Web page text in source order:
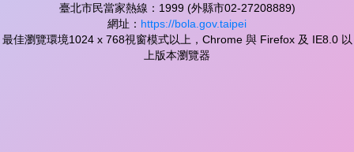
臺北市民當家熱線：1999 (外縣市02-27208889)
網址： https://bola.gov.taipei
最佳瀏覽環境1024 x 768視窗模式以上，Chrome 與 Firefox 及 IE8.0 以
上版本瀏覽器